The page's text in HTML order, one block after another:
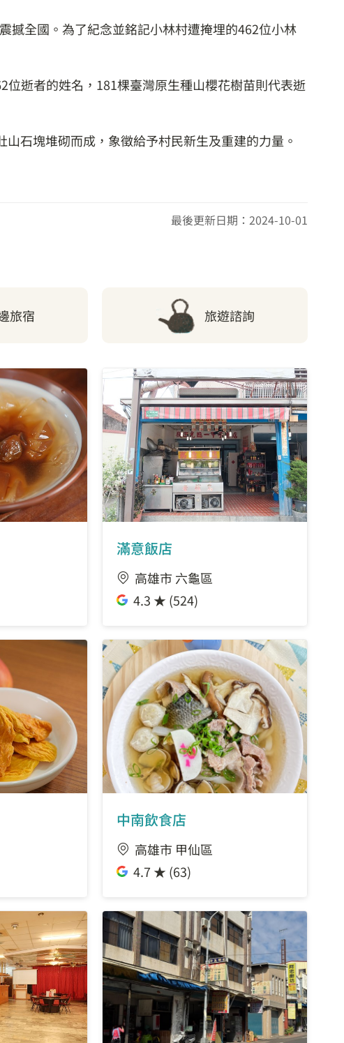
撼全國。為了紀念並銘記小林村遭掩埋的462位小林
逝者的姓名，181棵臺灣原生種山櫻花樹苗則代表逝
石塊堆砌而成，象徵給予村民新生及重建的力量。
最後更新日期：2024-10-01
旅宿 旅遊諮詢
滿意飯店
高雄市 六龜區
4.3 ★ (524)
中南飲食店
高雄市 甲仙區
4.7 ★ (63)